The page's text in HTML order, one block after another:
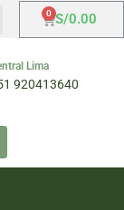
S/0.00
Lima
920413640